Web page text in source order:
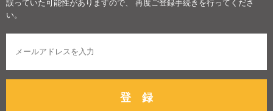
誤っていた可能性がありますので、 再度ご登録手続きを行ってくださ
い。
登 録